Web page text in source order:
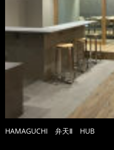
HAMAGUCHI 弁天Ⅱ HUB